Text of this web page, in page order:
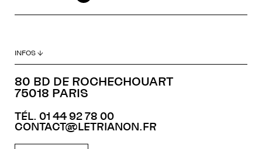
INFOS ↓
80 BD DE ROCHECHOUART
75018 PARIS
TÉL. 01 44 92 78 00
CONTACT@LETRIANON.FR